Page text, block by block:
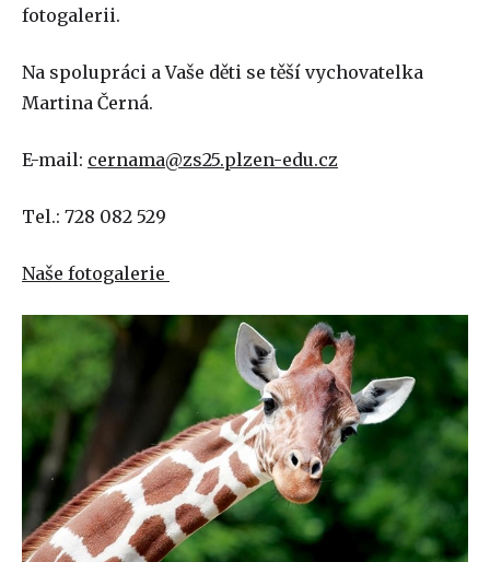
fotogalerii.
Na spolupráci a Vaše děti se těší vychovatelka
Martina Černá.
E-mail: cernama@zs25.plzen-edu.cz
Tel.: 728 082 529
Naše fotogalerie